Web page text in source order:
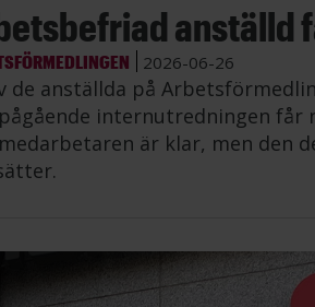
anställd
2026-06-26
de anställda på
internutredningen
är klar, men den